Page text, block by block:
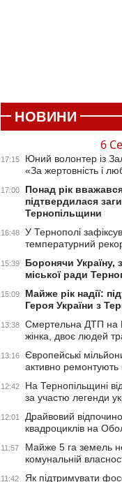
НОВИНИ
6
17:15
Юний волонтер із
«За жертовність і
17:00
Понад рік
підтвердилася
Тернопільщини
16:48
У Тернополі
температурний
15:39
Боронячи Україну,
міської ради
15:09
Майже рік надії:
Героя України з
13:38
Смертельна ДТП на
жінка, двоє людей
13:16
Європейські
активно ремонтують
12:42
На Тернопільщині
за участю легенди
12:01
Драйвовий
квадроциклів на
11:57
Майже 5 га земель
комунальній
11:42
Як підтримувати